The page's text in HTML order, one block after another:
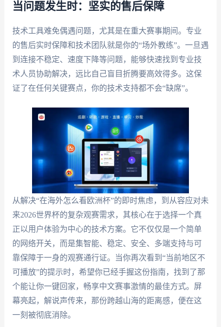
当问题发生时：坚实的售后保障
技术工具难免偶遇问题，尤其是在重大赛事期间。专业
的售后实时保障和技术团队就是你的“场外教练”。一旦遇
到连接不稳定、速度下降等问题，能够快速找到专业技
术人员协助解决，远比自己盲目折腾要高效得多。这保
证了在任何关键赛点，你的技术支持都不会“缺席”。
从解决“在海外怎么看欧洲杯”的即时焦虑，到从容应对未
来2026世界杯的复杂观赛需求，其核心在于选择一个真
正以用户体验为中心的技术方案。它不仅仅是一个简单
的网络开关，而是集智能、稳定、安全、多端支持与可
靠保障于一身的观赛通行证。当你再次看到“当前地区不
可播放”的提示时，希望你已经手握这份指南，找到了那
个能让你一键回家，畅享中文赛事激情的最佳方式。屏
幕亮起，解说声传来，那份跨越山海的距离感，便在这
一刻被彻底消除。